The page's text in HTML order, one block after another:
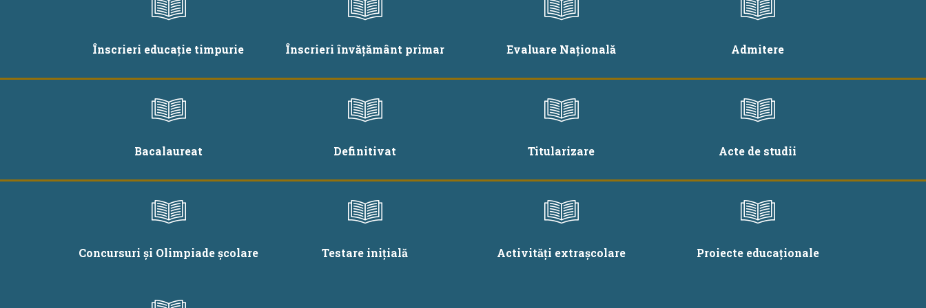
Înscrieri educație timpurie Înscrieri învățământ primar Evaluare Națională Admitere
Bacalaureat Definitivat Titularizare Acte de studii
Concursuri și Olimpiade școlare Testare inițială Activități extrașcolare Proiecte educaționale